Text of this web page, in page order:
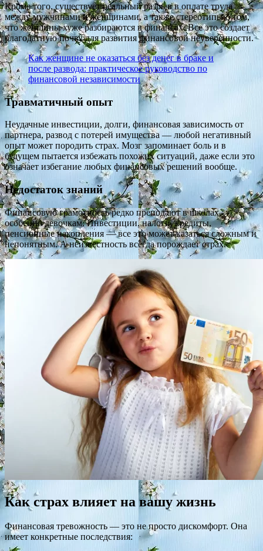
Кроме того, существует реальный разрыв в оплате труда
между мужчинами и женщинами, а также стереотипы о том,
что женщины хуже разбираются в финансах. Все это создает
благодатную почву для развития финансовой неуверенности.
Как женщине не оказаться без денег в браке и
после развода: практическое руководство по
финансовой независимости
Травматичный опыт
Неудачные инвестиции, долги, финансовая зависимость от
партнера, развод с потерей имущества — любой негативный
опыт может породить страх. Мозг запоминает боль и в
будущем пытается избежать похожих ситуаций, даже если это
означает избегание любых финансовых решений вообще.
Недостаток знаний
Финансовую грамотность редко преподают в школах,
особенно девочкам. Инвестиции, налоги, кредиты,
пенсионные накопления — все это может казаться сложным и
непонятным. А неизвестность всегда порождает страх.
Как страх влияет на вашу жизнь
Финансовая тревожность — это не просто дискомфорт. Она
имеет конкретные последствия: